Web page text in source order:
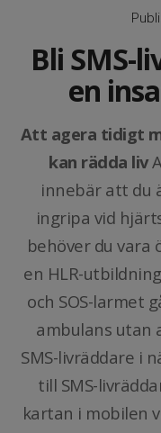
Bli SMS-
en
Att agera tidigt
kan rädda liv
innebär att du
ingripa vid
behöver du vara
en HLR-
och SOS-larmet
ambulans utan
SMS-livräddare i
till SMS-
kartan i mobilen